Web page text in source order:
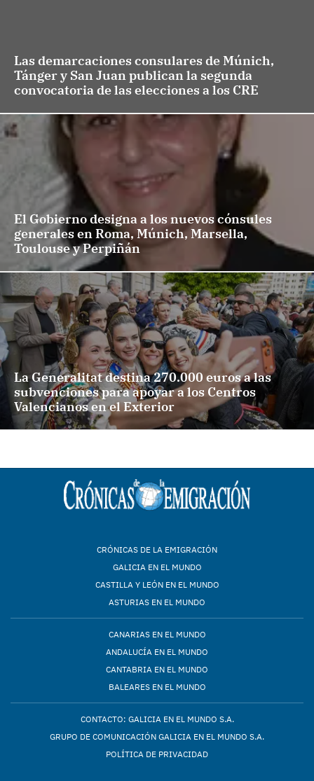
Las demarcaciones consulares de Múnich,
Tánger y San Juan publican la segunda
convocatoria de las elecciones a los CRE
El Gobierno designa a los nuevos cónsules
generales en Roma, Múnich, Marsella,
Toulouse y Perpiñán
La Generalitat destina 270.000 euros a las
subvenciones para apoyar a los Centros
Valencianos en el Exterior
CRÓNICAS DE LA EMIGRACIÓN
GALICIA EN EL MUNDO
CASTILLA Y LEÓN EN EL MUNDO
ASTURIAS EN EL MUNDO
CANARIAS EN EL MUNDO
ANDALUCÍA EN EL MUNDO
CANTABRIA EN EL MUNDO
BALEARES EN EL MUNDO
CONTACTO: GALICIA EN EL MUNDO S.A.
GRUPO DE COMUNICACIÓN GALICIA EN EL MUNDO S.A.
POLÍTICA DE PRIVACIDAD